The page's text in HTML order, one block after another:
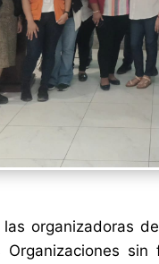
organizadoras